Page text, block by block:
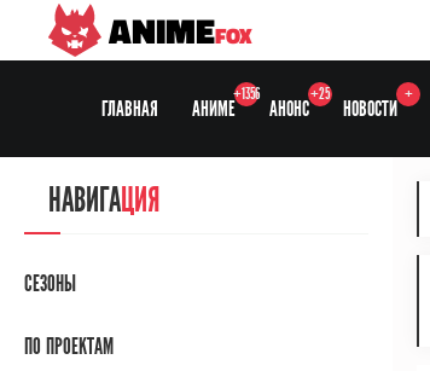
ANIMEFOX
ГЛАВНАЯ АНИМЕ
+1356
АНОНС
+25
НОВОСТИ
+
НАВИГАЦИЯ
СЕЗОНЫ
ПО ПРОЕКТАМ